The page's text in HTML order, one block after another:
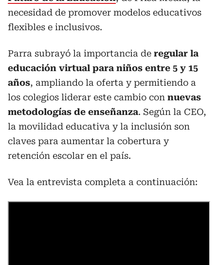
necesidad de promover modelos educativos
flexibles e inclusivos.
Parra subrayó la importancia de regular la
educación virtual para niños entre 5 y 15
años, ampliando la oferta y permitiendo a
los colegios liderar este cambio con nuevas
metodologías de enseñanza. Según la CEO,
la movilidad educativa y la inclusión son
claves para aumentar la cobertura y
retención escolar en el país.
Vea la entrevista completa a continuación: